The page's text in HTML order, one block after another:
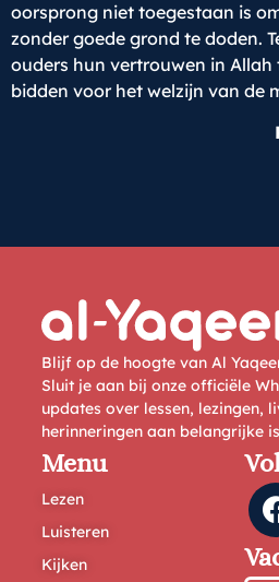
oorsprong niet toegestaan is
zonder goede grond te doden.
ouders hun vertrouwen in Allah
bidden voor het welzijn van de
Blijf op de hoogte van Al
Sluit je aan bij onze officiële
updates over lessen, lezingen,
herinneringen aan belangrijke
Menu
Lezen
Luisteren
Kijken